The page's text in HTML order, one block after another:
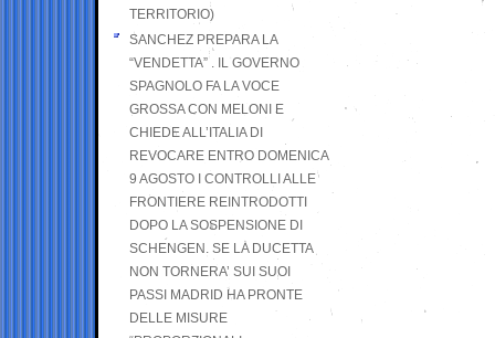
TERRITORIO)
SANCHEZ PREPARA LA
“VENDETTA” . IL GOVERNO
SPAGNOLO FA LA VOCE
GROSSA CON MELONI E
CHIEDE ALL’ITALIA DI
REVOCARE ENTRO DOMENICA
9 AGOSTO I CONTROLLI ALLE
FRONTIERE REINTRODOTTI
DOPO LA SOSPENSIONE DI
SCHENGEN. SE LA DUCETTA
NON TORNERA’ SUI SUOI
PASSI MADRID HA PRONTE
DELLE MISURE